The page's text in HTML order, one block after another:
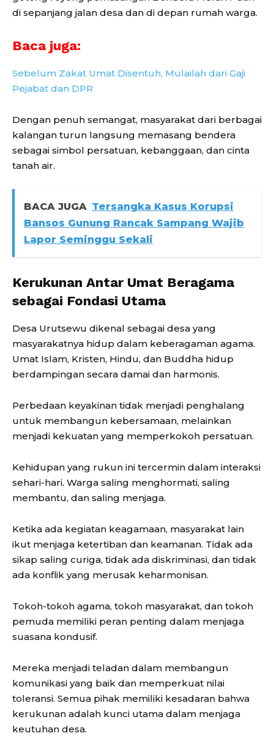
di sepanjang jalan desa dan di depan rumah warga.
Baca juga:
Sebelum Zakat Umat Disentuh, Mulailah dari Gaji
Pejabat dan DPR
Dengan penuh semangat, masyarakat dari berbagai
kalangan turun langsung memasang bendera
sebagai simbol persatuan, kebanggaan, dan cinta
tanah air.
BACA JUGA Tersangka Kasus Korupsi
Bansos Gunung Rancak Sampang Wajib
Lapor Seminggu Sekali
Kerukunan Antar Umat Beragama
sebagai Fondasi Utama
Desa Urutsewu dikenal sebagai desa yang
masyarakatnya hidup dalam keberagaman agama.
Umat Islam, Kristen, Hindu, dan Buddha hidup
berdampingan secara damai dan harmonis.
Perbedaan keyakinan tidak menjadi penghalang
untuk membangun kebersamaan, melainkan
menjadi kekuatan yang memperkokoh persatuan.
Kehidupan yang rukun ini tercermin dalam interaksi
sehari-hari. Warga saling menghormati, saling
membantu, dan saling menjaga.
Ketika ada kegiatan keagamaan, masyarakat lain
ikut menjaga ketertiban dan keamanan. Tidak ada
sikap saling curiga, tidak ada diskriminasi, dan tidak
ada konflik yang merusak keharmonisan.
Tokoh-tokoh agama, tokoh masyarakat, dan tokoh
pemuda memiliki peran penting dalam menjaga
suasana kondusif.
Mereka menjadi teladan dalam membangun
komunikasi yang baik dan memperkuat nilai
toleransi. Semua pihak memiliki kesadaran bahwa
kerukunan adalah kunci utama dalam menjaga
keutuhan desa.